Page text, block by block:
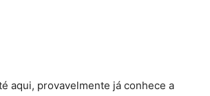
aqui, provavelmente já conhece a